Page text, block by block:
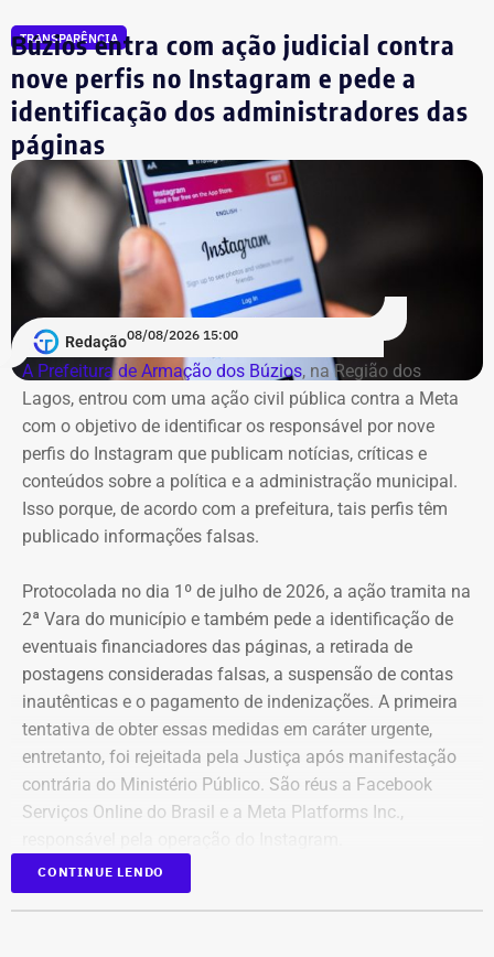
5 Rodrigo Ratkus Abel
R$
349.332,01
R$
34.433,88
Gustavo Reis Ferreira
R$
348.094,75
Igor Domingos Marques da R$
281.845,47
8
Danielle Christian Ribeiro
Barros
R$
281.042,85
R$
103.247,91
9
Fernando Cezar Jorge
Hakme
R$
274.382,64
R$
22.028,93
10 Edmilson Suassuna da Silva R$
273.040,85
273.040,85
11 Ricardo Cardoso dos SantosR$
259.913,87
R$
259.913,87
12 Sergio Elias de Souza
R$
247.403,90
R$
247.403,90
13 Leonardo Rego Blanchart
243.277,87 243.277,87
TRANSPARÊNCIA
Búzios entra com ação judicial contra
nove perfis no Instagram e pede a
identificação dos administradores das
páginas
Redação08/08/2026 15:00
A Prefeitura de Armação dos Búzios, na Região dos
Lagos, entrou com uma ação civil pública contra a Meta
com o objetivo de identificar os responsável por nove
perfis do Instagram que publicam notícias, críticas e
conteúdos sobre a política e a administração municipal.
Isso porque, de acordo com a prefeitura, tais perfis têm
publicado informações falsas.
Protocolada no dia 1º de julho de 2026, a ação tramita na
2ª Vara do município e também pede a identificação de
eventuais financiadores das páginas, a retirada de
postagens consideradas falsas, a suspensão de contas
inautênticas e o pagamento de indenizações. A primeira
tentativa de obter essas medidas em caráter urgente,
entretanto, foi rejeitada pela Justiça após manifestação
contrária do Ministério Público. São réus a Facebook
Serviços Online do Brasil e a Meta Platforms Inc.,
Os administradores dos perfis não foram incluídos no
CONTINUE LENDO